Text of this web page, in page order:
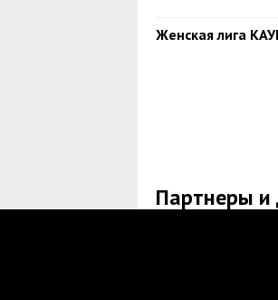
Женская лига
Партнеры и